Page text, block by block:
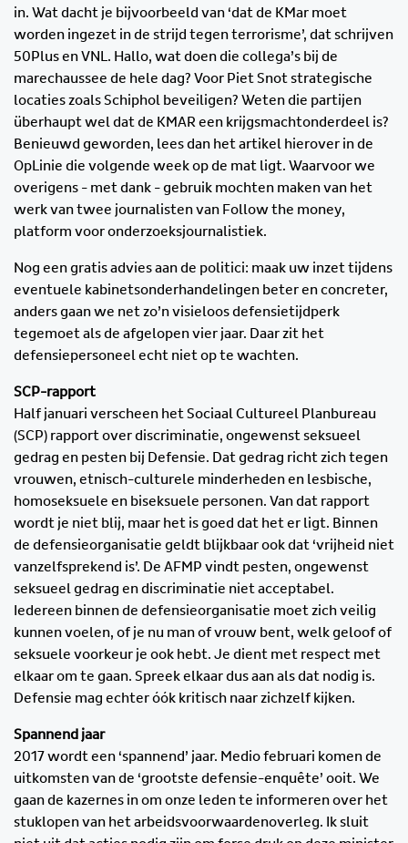
in. Wat dacht je bijvoorbeeld van ‘dat de KMar moet
worden ingezet in de strijd tegen terrorisme’, dat schrijven
50Plus en VNL. Hallo, wat doen die collega’s bij de
marechaussee de hele dag? Voor Piet Snot strategische
locaties zoals Schiphol beveiligen? Weten die partijen
überhaupt wel dat de KMAR een krijgsmachtonderdeel is?
Benieuwd geworden, lees dan het artikel hierover in de
OpLinie die volgende week op de mat ligt. Waarvoor we
overigens - met dank - gebruik mochten maken van het
werk van twee journalisten van Follow the money,
platform voor onderzoeksjournalistiek.
Nog een gratis advies aan de politici: maak uw inzet tijdens
eventuele kabinetsonderhandelingen beter en concreter,
anders gaan we net zo’n visieloos defensietijdperk
tegemoet als de afgelopen vier jaar. Daar zit het
defensiepersoneel echt niet op te wachten.
SCP-rapport
Half januari verscheen het Sociaal Cultureel Planbureau
(SCP) rapport over discriminatie, ongewenst seksueel
gedrag en pesten bij Defensie. Dat gedrag richt zich tegen
vrouwen, etnisch-culturele minderheden en lesbische,
homoseksuele en biseksuele personen. Van dat rapport
wordt je niet blij, maar het is goed dat het er ligt. Binnen
de defensieorganisatie geldt blijkbaar ook dat ‘vrijheid niet
vanzelfsprekend is’. De AFMP vindt pesten, ongewenst
seksueel gedrag en discriminatie niet acceptabel.
Iedereen binnen de defensieorganisatie moet zich veilig
kunnen voelen, of je nu man of vrouw bent, welk geloof of
seksuele voorkeur je ook hebt. Je dient met respect met
elkaar om te gaan. Spreek elkaar dus aan als dat nodig is.
Defensie mag echter óók kritisch naar zichzelf kijken.
Spannend jaar
2017 wordt een ‘spannend’ jaar. Medio februari komen de
uitkomsten van de ‘grootste defensie-enquête’ ooit. We
gaan de kazernes in om onze leden te informeren over het
stuklopen van het arbeidsvoorwaardenoverleg. Ik sluit